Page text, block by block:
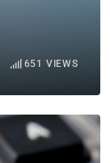
651 VIEWS